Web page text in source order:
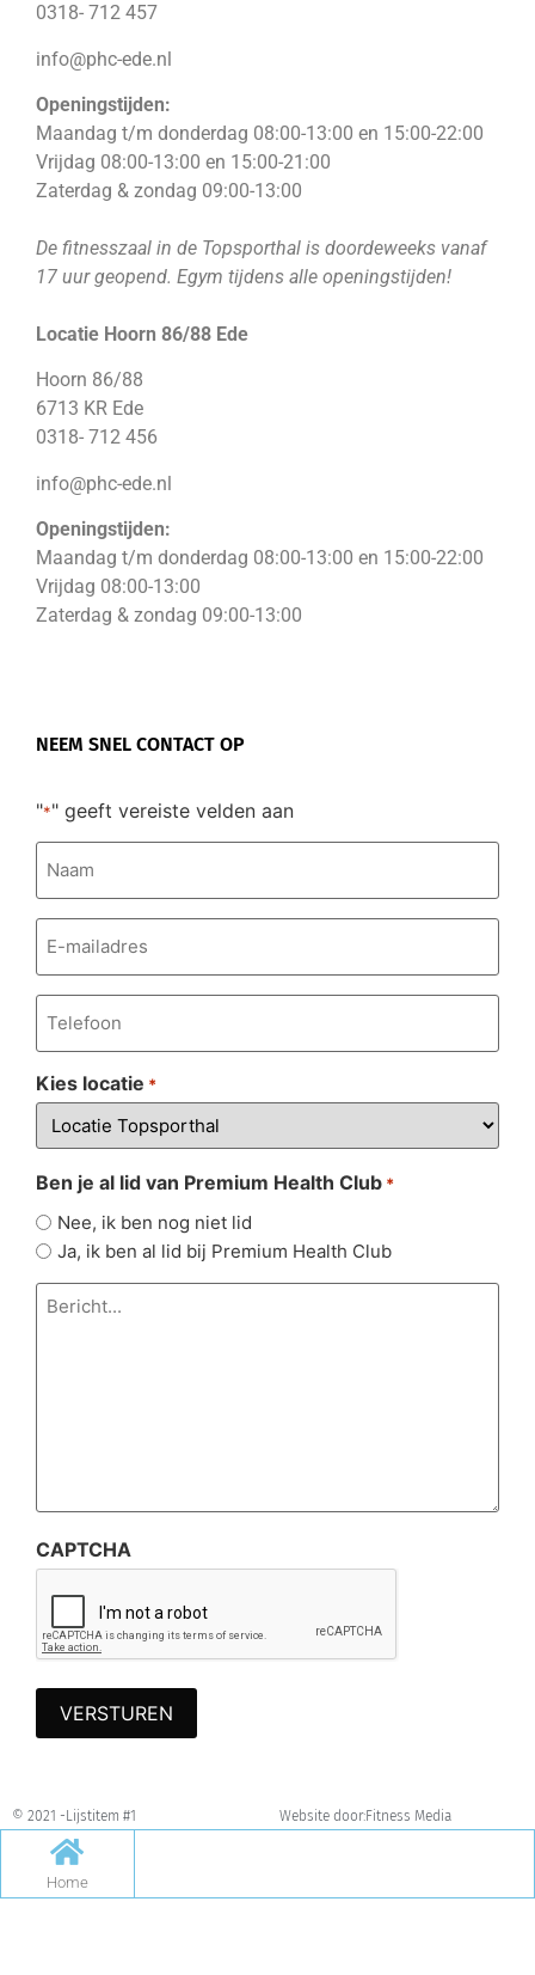
0318- 712 457
info@phc-ede.nl
Openingstijden:
Maandag t/m donderdag 08:00-13:00 en 15:00-22:00
Vrijdag 08:00-13:00 en 15:00-21:00
Zaterdag & zondag 09:00-13:00
De fitnesszaal in de Topsporthal is doordeweeks vanaf
17 uur geopend. Egym tijdens alle openingstijden!
Locatie Hoorn 86/88 Ede
Hoorn 86/88
6713 KR Ede
0318- 712 456
info@phc-ede.nl
Openingstijden:
Maandag t/m donderdag 08:00-13:00 en 15:00-22:00
Vrijdag 08:00-13:00
Zaterdag & zondag 09:00-13:00
NEEM SNEL CONTACT OP
"*" geeft vereiste velden aan
Naam
E-
mailadres
Telefoonnummer
*
Kies locatie *
Ben je al lid van Premium Health Club *
Nee, ik ben nog niet lid
Ja, ik ben al lid bij Premium Health Club
Bericht...
CAPTCHA
© 2021 - Lijstitem #1 Website door:Fitness Media
Home